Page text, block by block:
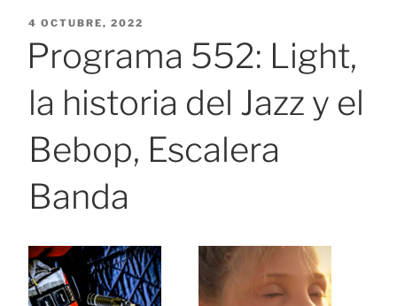
PUBLICADO
4 OCTUBRE, 2022
Programa 552: Light,
la historia del Jazz y el
Bebop, Escalera
Banda